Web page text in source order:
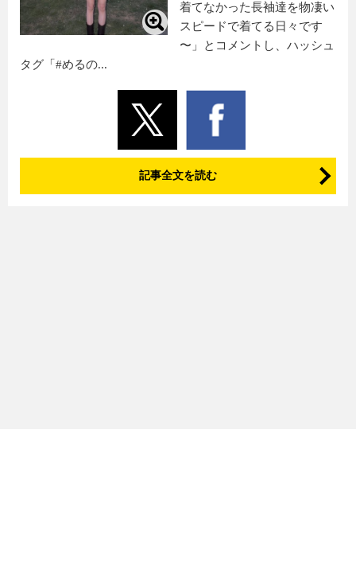
着てなかった長袖達を物凄い
スピードで着てる日々です
〜」とコメントし、ハッシュ
タグ「#めるの...
記事全文を読む